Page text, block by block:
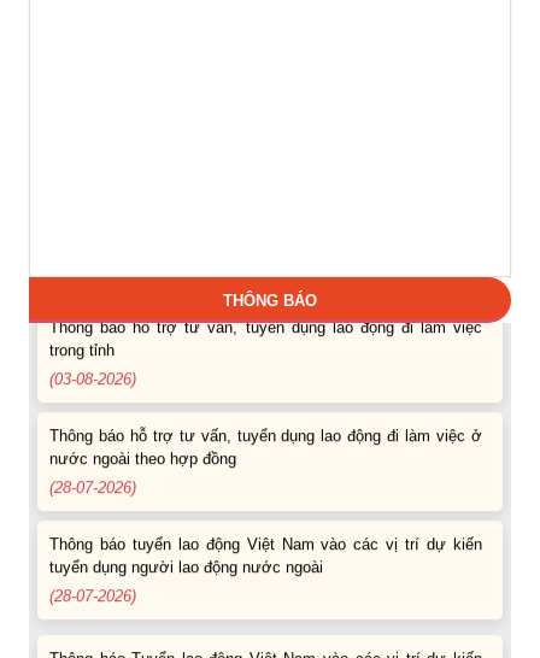
THÔNG BÁO
Thông báo hỗ trợ tư vấn, tuyển dụng lao động đi làm việc
trong tỉnh
Thông báo hỗ trợ tư vấn, tuyển dụng lao động đi làm việc ở
nước ngoài theo hợp đồng
Thông báo tuyển lao động Việt Nam vào các vị trí dự kiến
tuyển dụng người lao động nước ngoài
Thông báo Tuyển lao động Việt Nam vào các vị trí dự kiến